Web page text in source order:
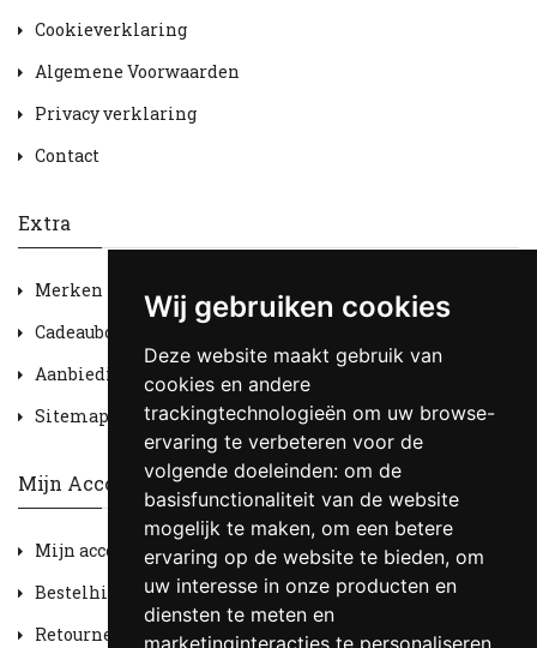
Wij gebruiken cookies
Deze website maakt gebruik van
cookies en andere
trackingtechnologieën om uw browse-
ervaring te verbeteren voor de
volgende doeleinden: om de
basisfunctionaliteit van de website
mogelijk te maken, om een betere
ervaring op de website te bieden, om
uw interesse in onze producten en
diensten te meten en
marketinginteracties te personaliseren,
Cookieverklaring
Algemene Voorwaarden
Privacy verklaring
Contact
Extra
Merken
Cadeaubon
Aanbiedingen
Sitemap
Mijn Account
Mijn account
Bestelhistorie
Retourneren